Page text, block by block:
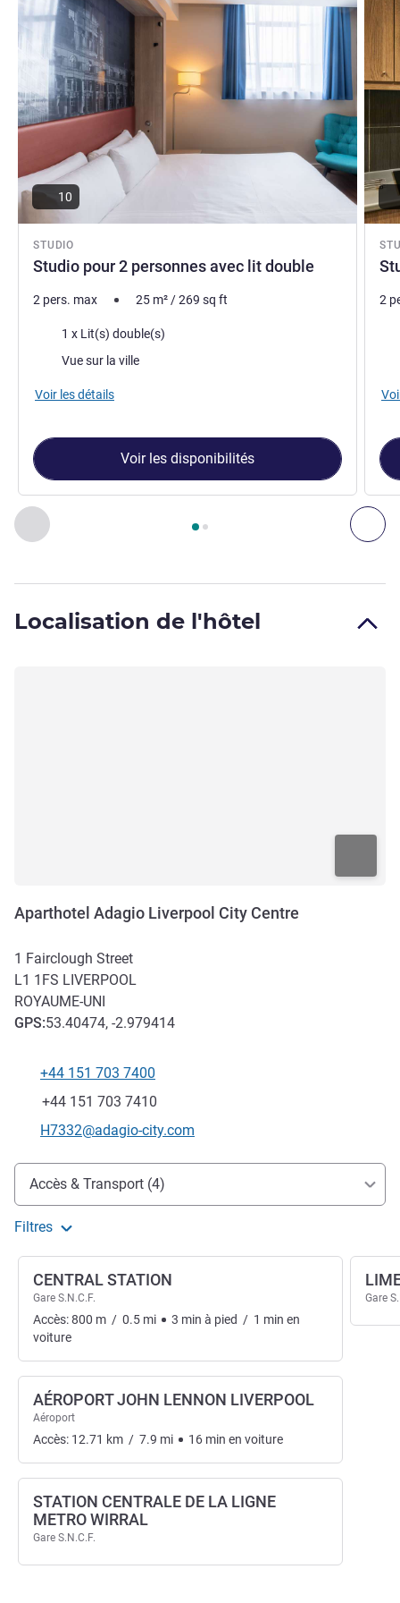
Précédent - Studio
Page , Studio 1 : Studio pour 2 personnes avec lit
STUDIO
Studio pour 2 personnes avec lit double
10
2 pers. max 25 m²/269 sq ft
Literie1 x Lit(s) double(s)
Vues :Vue sur la ville
Voir les détails
Voir les disponibilités
2
Localisation de l'hôtel
Aparthotel Adagio Liverpool City Centre
1 Fairclough Street
L1 1FS LIVERPOOL
ROYAUME-UNI
GPS:53.40474, -2.979414
Téléphone
+44 151 703 7400
Fax
+44 151 703 7410
Email de contact
H7332@adagio-city.com
Accès et transports
Accès & Transport (4)
Filtres
CENTRAL STATION
Gare S.N.C.F.
Accès:800 m / 0.5 mi 3 min à pied / 1 min en
voiture
AÉROPORT JOHN LENNON LIVERPOOL
Aéroport
Accès: 12.71 km / 7.9 mi 16 min en voiture
STATION CENTRALE DE LA LIGNE
METRO WIRRAL
Gare S.N.C.F.
Gare